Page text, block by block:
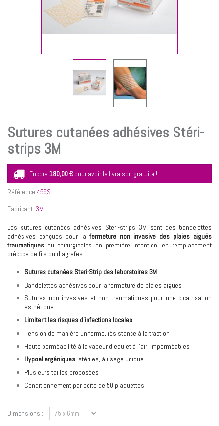
Sutures cutanées adhésives Stéri-
strips 3M
Encore 180,00 € pour avoir la livraison gratuite !
Référence 459S
Fabricant: 3M
Les sutures cutanées adhésives Steri-strips 3M sont des bandelettes
adhésives conçues pour lafermeture non invasive des plaies aiguës
traumatiques ou chirurgicales en première intention, en remplacement
précoce de fils ou d’agrafes.
Sutures cutanées Steri-Strip des laboratoires 3M
Bandelettes adhésives pour la fermeture de plaies aigües
Sutures non invasives et non traumatiques pour une cicatrisation
esthétique
Limitent les risques d’infections locales
Tension de manière uniforme, résistance à la traction
Haute perméabilité à la vapeur d’eau et à l’air, imperméables
Hypoallergéniques, stériles, à usage unique
Plusieurs tailles proposées
Conditionnement par boîte de 50 plaquettes
Dimensions :